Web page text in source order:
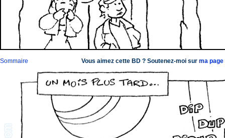
Sommaire Vous aimez cette BD ? Soutenez-moi sur ma page